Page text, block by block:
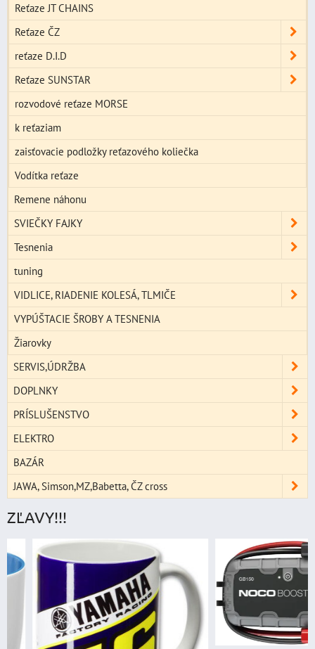
Reťaze JT CHAINS
Reťaze ČZ
reťaze D.I.D
Reťaze SUNSTAR
rozvodové reťaze MORSE
k reťaziam
zaisťovacie podložky reťazového koliečka
Vodítka reťaze
Remene náhonu
SVIEČKY FAJKY
Tesnenia
tuning
VIDLICE, RIADENIE KOLESÁ, TLMIČE
VYPÚŠTACIE ŠROBY A TESNENIA
Žiarovky
SERVIS,ÚDRŽBA
DOPLNKY
PRÍSLUŠENSTVO
ELEKTRO
BAZÁR
JAWA, Simson,MZ,Babetta, ČZ cross
ZĽAVY!!!